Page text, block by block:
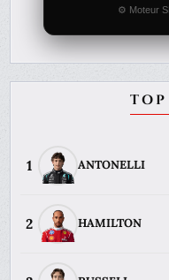
⚙️ Moteur
1 ANTONELLI
2 HAMILTON